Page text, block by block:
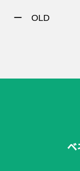
ー OLD
ベ